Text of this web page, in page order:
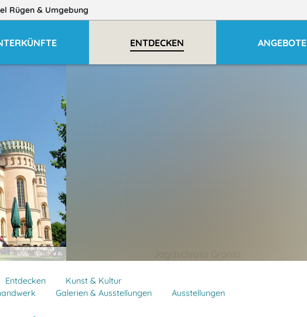
Rügen & Umgebung
ENTDECKEN ANGEBOTE
Entdecken
Kunst & Kultur
Galerien & Ausstellungen Ausstellungen